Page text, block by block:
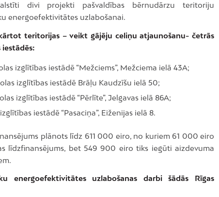
divi projekti pašvaldības bērnudārzu teritoriju
energoefektivitātes uzlabošanai.
teritorijas – veikt gājēju celiņu atjaunošanu- četrās
iestādēs:
izglītības iestādē “Mežciems”, Mežciema ielā 43A;
izglītības iestādē Brāļu Kaudzīšu ielā 50;
izglītības iestādē “Pērlīte”, Jelgavas ielā 86A;
iestādē “Pasaciņa”, Eiženijas ielā 8.
plānots līdz 611 000 eiro, no kuriem 61 000 eiro
līdzfinansējums, bet 549 900 eiro tiks iegūti aizdevuma
energoefektivitātes uzlabošanas darbi šādās Rīgas